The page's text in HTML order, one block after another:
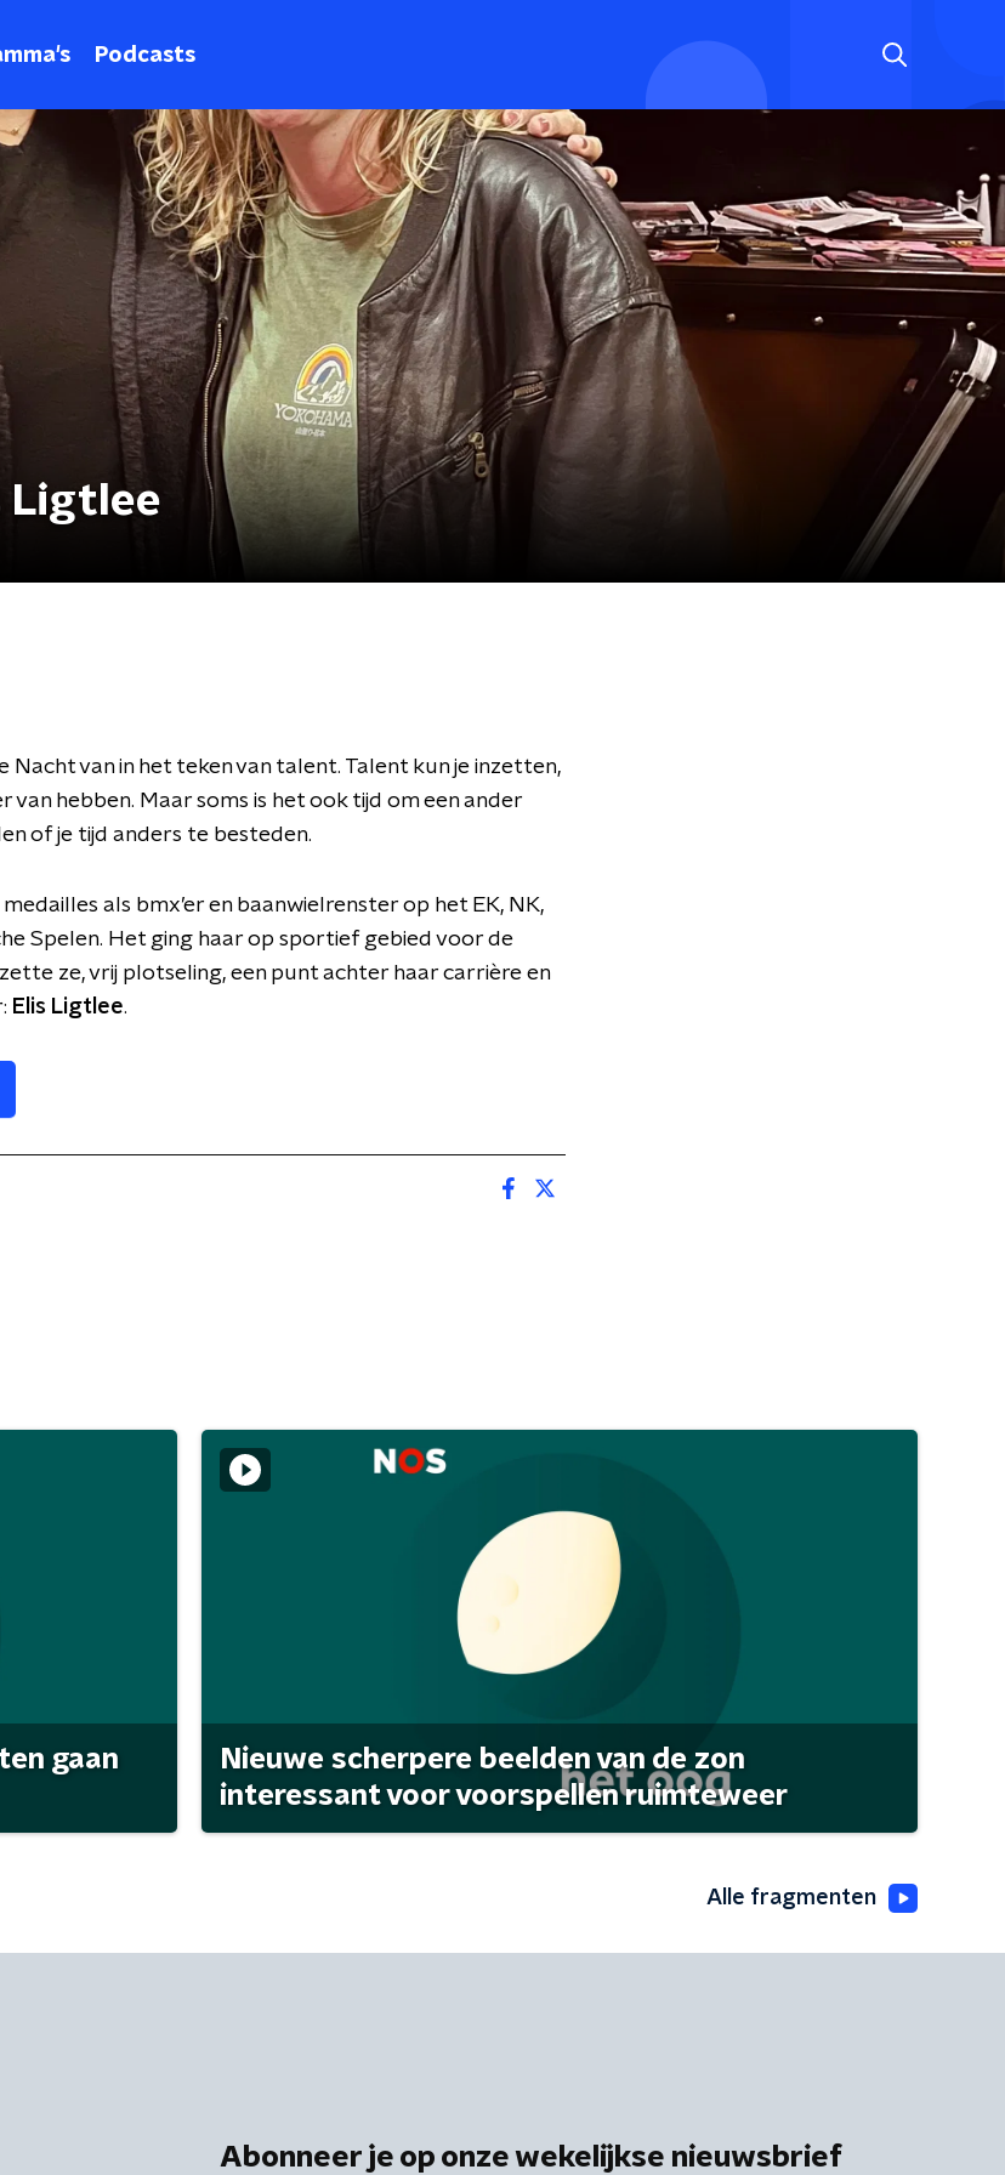
Podcasts
Ligtlee
Nacht van in het teken van talent. Talent kun je inzetten,
van hebben. Maar soms is het ook tijd om een ander
of je tijd anders te besteden.
als bmx’er en baanwielrenster op het EK, NK,
Spelen. Het ging haar op sportief gebied voor de
ze, vrij plotseling, een punt achter haar carrière en
Elis Ligtlee.
gaan
Nieuwe scherpere beelden van de zon
interessant voor voorspellen ruimteweer
Alle fragmenten
Abonneer je op onze wekelijkse nieuwsbrief